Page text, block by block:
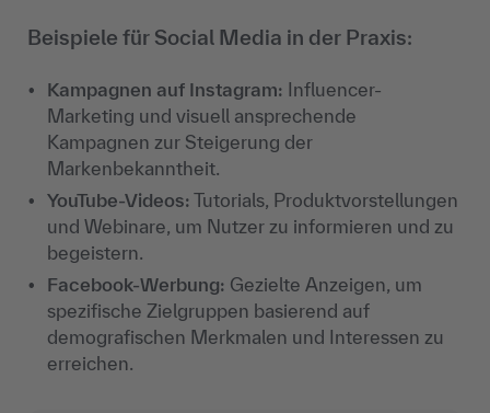
Beispiele für Social Media in der Praxis:
Kampagnen auf Instagram: Influencer-
Marketing und visuell ansprechende
Kampagnen zur Steigerung der
Markenbekanntheit.
YouTube-Videos: Tutorials, Produktvorstellungen
und Webinare, um Nutzer zu informieren und zu
begeistern.
Facebook-Werbung: Gezielte Anzeigen, um
spezifische Zielgruppen basierend auf
demografischen Merkmalen und Interessen zu
erreichen.